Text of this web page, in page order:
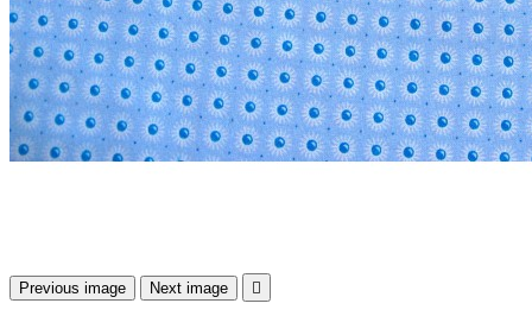
Previous image Next image 